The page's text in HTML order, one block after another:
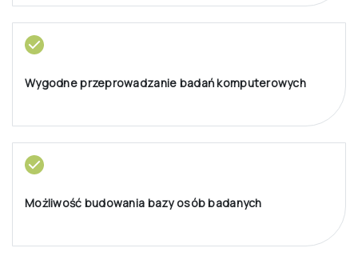
Wygodne przeprowadzanie badań komputerowych
Możliwość budowania bazy osób badanych